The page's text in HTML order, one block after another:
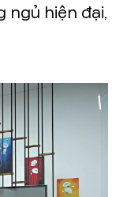
ngủ hiện đại,